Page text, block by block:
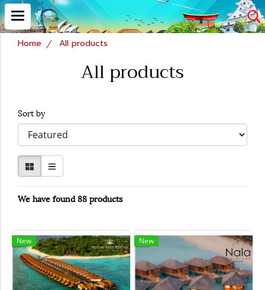
Home All products
All products
Sort by
We have found 88 products
New New